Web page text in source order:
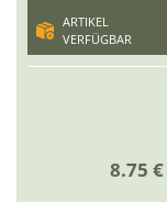
ARTIKEL
VERFÜGBAR
8.75 €